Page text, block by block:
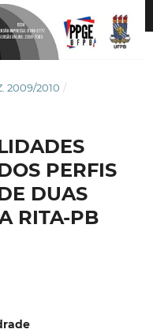
2009/2010 /
PERFIS
DUAS
RITA-PB